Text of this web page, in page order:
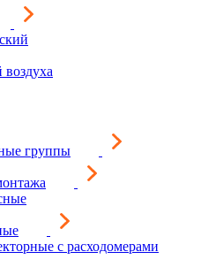
воздуха
группы
с расходомерами